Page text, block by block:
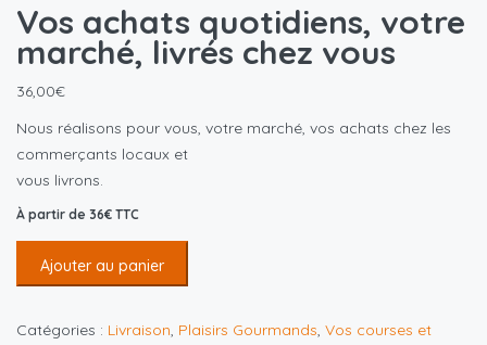
Vos achats quotidiens, votre
marché, livrés chez vous
36,00€
Nous réalisons pour vous, votre marché, vos achats chez les
commerçants locaux et
vous livrons.
À partir de 36€ TTC
Ajouter au panier
Catégories : Livraison, Plaisirs Gourmands, Vos courses et